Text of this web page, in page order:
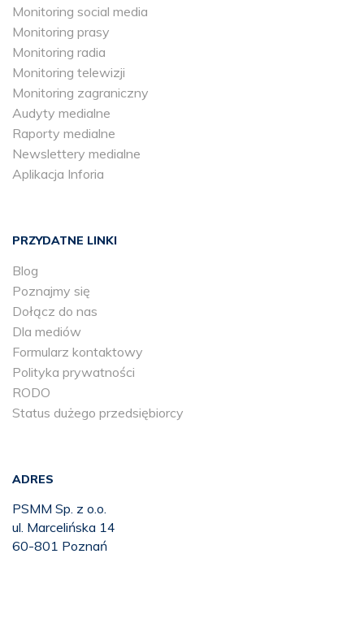
Monitoring social media
Monitoring prasy
Monitoring radia
Monitoring telewizji
Monitoring zagraniczny
Audyty medialne
Raporty medialne
Newslettery medialne
Aplikacja Inforia
PRZYDATNE LINKI
Blog
Poznajmy się
Dołącz do nas
Dla mediów
Formularz kontaktowy
Polityka prywatności
RODO
Status dużego przedsiębiorcy
ADRES
PSMM Sp. z o.o.
ul. Marcelińska 14
60-801 Poznań